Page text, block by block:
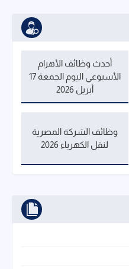
أحدث وظائف الأهرام
الأسبوعي اليوم الجمعة 17
أبريل 2026
وظائف الشركة المصرية
لنقل الكهرباء 2026